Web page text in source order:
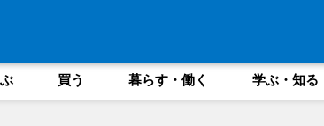
買う 暮らす・働く 学ぶ・知る